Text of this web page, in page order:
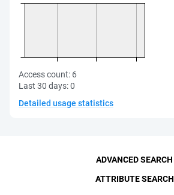
Access count: 6
Last 30 days:0
Detailed usage statistics
ADVANCED SEARCH
ATTRIBUTE SEARCH